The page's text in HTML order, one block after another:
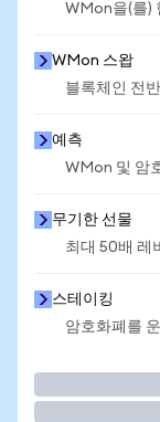
WMon을(를)
WMon 스왑
블록체인 전
예측
WMon 및 암
무기한 선물
최대 50배 레
스테이킹
암호화폐를